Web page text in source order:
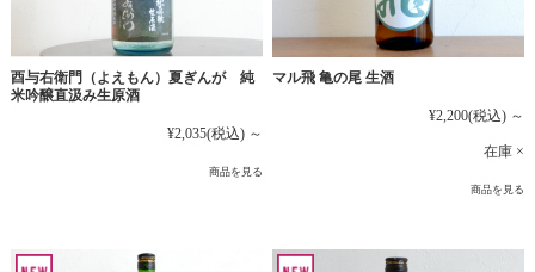
酉与右衛門（よえもん）夏ぎんが 純
米吟醸直汲み生原酒
¥2,035(税込) ～
商品を見る
マル飛 亀の尾 生酒
¥2,200(税込) ～
在庫 ×
商品を見る